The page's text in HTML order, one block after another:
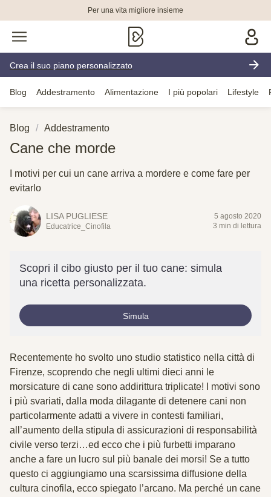
Per una vita migliore insieme
Crea il suo piano personalizzato
Blog Addestramento Alimentazione I più popolari Lifestyle
Blog Addestramento
Cane che morde
I motivi per cui un cane arriva a mordere e come fare per
evitarlo
LISA PUGLIESE
Educatrice_Cinofila
5 agosto 2020
3 min di lettura
Scopri il cibo giusto per il tuo cane: simula
una ricetta personalizzata.
Simula
Recentemente ho svolto uno studio statistico nella città di
Firenze, scoprendo che negli ultimi dieci anni le
morsicature di cane sono addirittura triplicate! I motivi sono
i più svariati, dalla moda dilagante di detenere cani non
particolarmente adatti a vivere in contesti familiari,
all’aumento della stipula di assicurazioni di responsabilità
civile verso terzi…ed ecco che i più furbetti imparano
anche a fare un lucro sul più banale dei morsi! Se a tutto
questo ci aggiungiamo una scarsissima diffusione della
cultura cinofila, ecco spiegato l’arcano. Ma perché un cane